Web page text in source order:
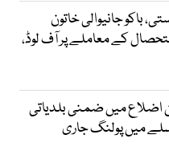
باکو جانیوالی خاتون
کے معاملے پر آف لوڈ،
اضلاع میں ضمنی بلدیاتی
میں پولنگ جاری